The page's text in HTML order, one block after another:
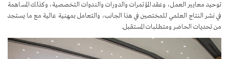
الجمعية العربية لعلوم الأدلة الجنائية والطب الشرعي
توحيد معايير العمل، وعقد المؤتمرات والدورات والندوات التخصصية، وكذلك المساهمة
في نشر النتاج العلمي للمختصين في هذا الجانب، والتعامل بمهنية عالية مع ما يستجد
من تحديات الحاضر ومتطلبات المستقبل.